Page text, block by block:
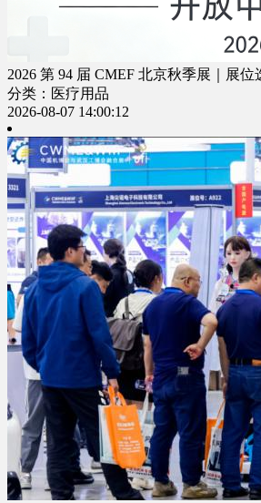
2026 第 94 届 CMEF 北京秋季展｜展
分类：医疗用品
2026-08-07 14:00:12